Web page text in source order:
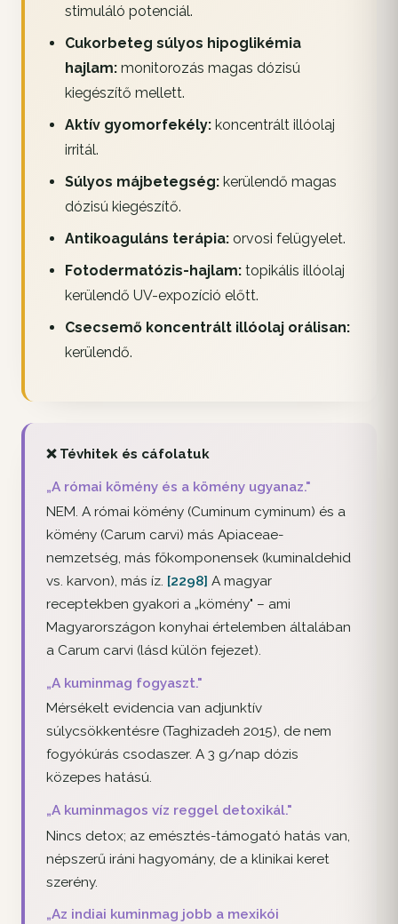
stimuláló potenciál.
Cukorbeteg súlyos hipoglikémia
hajlam:monitorozás magas dózisú
kiegészítő mellett.
Aktív gyomorfekély:koncentrált illóolaj
irritál.
Súlyos májbetegség:kerülendő magas
dózisú kiegészítő.
Antikoaguláns terápia:orvosi felügyelet.
Fotodermatózis-hajlam:topikális illóolaj
kerülendő UV-expozíció előtt.
Csecsemő koncentrált illóolaj orálisan:
kerülendő.
❌ Tévhitek és cáfolatuk
„A római kömény és a kömény ugyanaz."
NEM. A római kömény (Cuminum cyminum) és a
kömény (Carum carvi) más Apiaceae-
nemzetség, más főkomponensek (kuminaldehid
vs. karvon), más íz. [2298] A magyar
receptekben gyakori a „kömény" – ami
Magyarországon konyhai értelemben általában
a Carum carvi (lásd külön fejezet).
„A kuminmag fogyaszt."
Mérsékelt evidencia van adjunktív
súlycsökkentésre (Taghizadeh 2015), de nem
fogyókúrás csodaszer. A 3 g/nap dózis
közepes hatású.
„A kuminmagos víz reggel detoxikál."
Nincs detox; az emésztés-támogató hatás van,
népszerű iráni hagyomány, de a klinikai keret
szerény.
„Az indiai kuminmag jobb a mexikói